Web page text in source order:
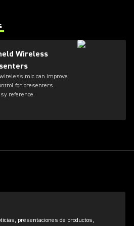
Wireless
mic can improve
for presenters.
reference.
presentaciones de productos,